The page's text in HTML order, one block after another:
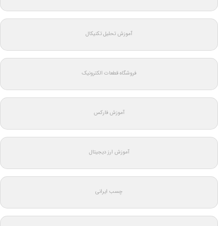
آموزش تحلیل تکنیکال
فروشگاه قطعات الکترونیک
آموزش فارکس
آموزش ارز دیجیتال
چسب ایرانی